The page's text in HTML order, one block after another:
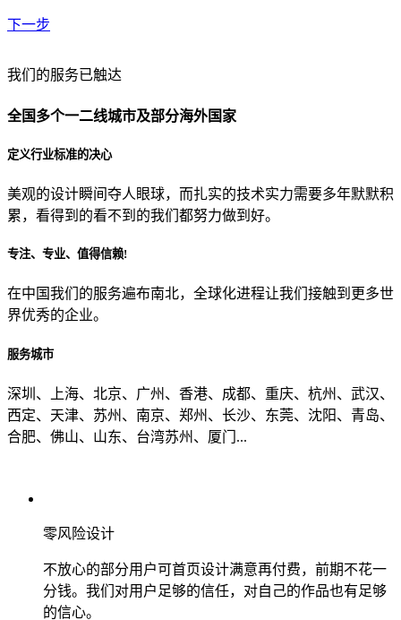
下一步
贵公司预算范围是？
贵公司的团队规模是？
目前主要的营销渠道是？
我们的服务已触达
全国多个一二线城市及部分海外国家
定义行业标准的决心
美观的设计瞬间夺人眼球，而扎实的技术实力需要多年默默积
累，看得到的看不到的我们都努力做到好。
专注、专业、值得信赖!
在中国我们的服务遍布南北，全球化进程让我们接触到更多世
界优秀的企业。
服务城市
深圳、上海、北京、广州、香港、成都、重庆、杭州、武汉、
西定、天津、苏州、南京、郑州、长沙、东莞、沈阳、青岛、
合肥、佛山、山东、台湾苏州、厦门...
零风险设计
不放心的部分用户可首页设计满意再付费，前期不花一
分钱。我们对用户足够的信任，对自己的作品也有足够
的信心。